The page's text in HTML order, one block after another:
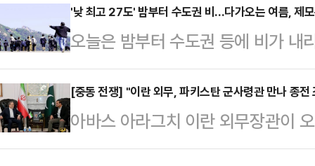
쥐었다. '보수의 심장'으로 불리는
었던 노년층의 입에서 "바꿔야 한
의…
물”이라고 말했다.폭스뉴스에 따
뷰에서 “용의자가 작성한 선언문
기독교적 사상을 가진 인물이라는
그를 조사했고 그가 가슴 깊이 증오
다.그러면서 “그는 오랫동안 종교
다. 강력한 반기독교 주의…
'낮 최고 27도' 밤부터 수도권 비...다가오는 여름, 제
오늘은 밤부터 수도권 등에 비가 내
온차가 크겠다.26일 기상청은 "내
부지방에 비가 내리면서 건조특보
27일 밤부터 수도권과 강원내륙·
다. 이 비는 28일 새벽에 대부분 그
[중동 전쟁] "이란 외무, 파키스탄 군사령관 만나 종전
아바스 아라그치 이란 외무장관이
전 조건을 전달했다고 이란 국영